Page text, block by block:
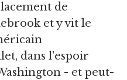
de
et y vit le
dans l'espoir
- et peut-